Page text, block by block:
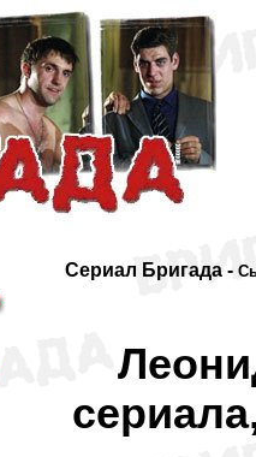
Сериал Бригада -